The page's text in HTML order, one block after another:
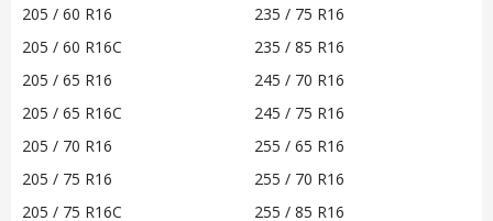
205 / 60 R16
205 / 60 R16C
205 / 65 R16
205 / 65 R16C
205 / 70 R16
205 / 75 R16
205 / 75 R16C
235 / 75 R16
235 / 85 R16
245 / 70 R16
245 / 75 R16
255 / 65 R16
255 / 70 R16
255 / 85 R16